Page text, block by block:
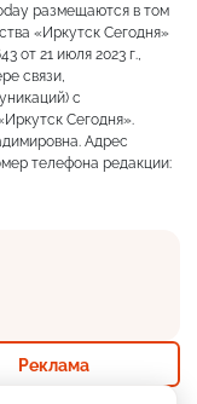
ясно
размещаются в том
«Иркутск Сегодня»
21 июля 2023 г.,
связи,
с
Сегодня».
Адрес
телефона редакции:
Реклама